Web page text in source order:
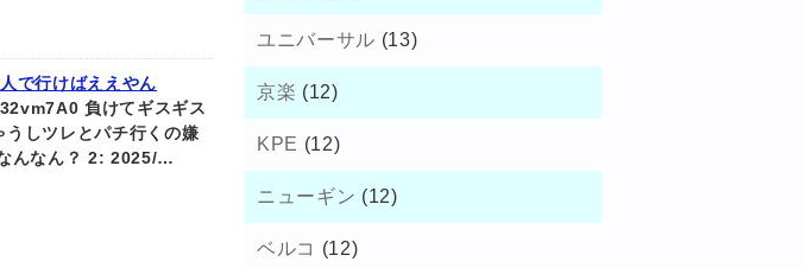
で行けばええやん
負けてギスギス
しツレとパチ行くの嫌
んなん？ 2: 2025/…
ユニバーサル (13)
京楽 (12)
KPE (12)
ニューギン (12)
ベルコ (12)